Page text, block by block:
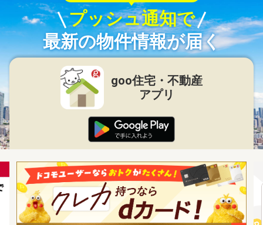
プッシュ通知で
最新の物件情報が届く
goo住宅・不動産
アプリ